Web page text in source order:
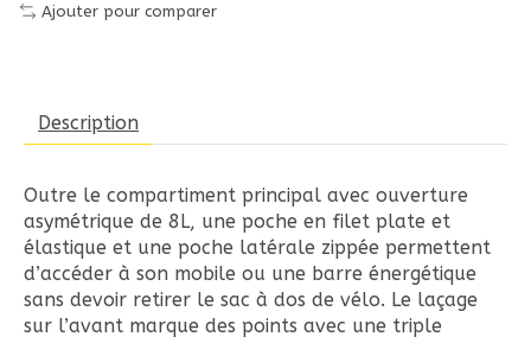
Ajouter pour comparer
Description
Outre le compartiment principal avec ouverture
asymétrique de 8L, une poche en filet plate et
élastique et une poche latérale zippée permettent
d’accéder à son mobile ou une barre énergétique
sans devoir retirer le sac à dos de vélo. Le laçage
sur l’avant marque des points avec une triple